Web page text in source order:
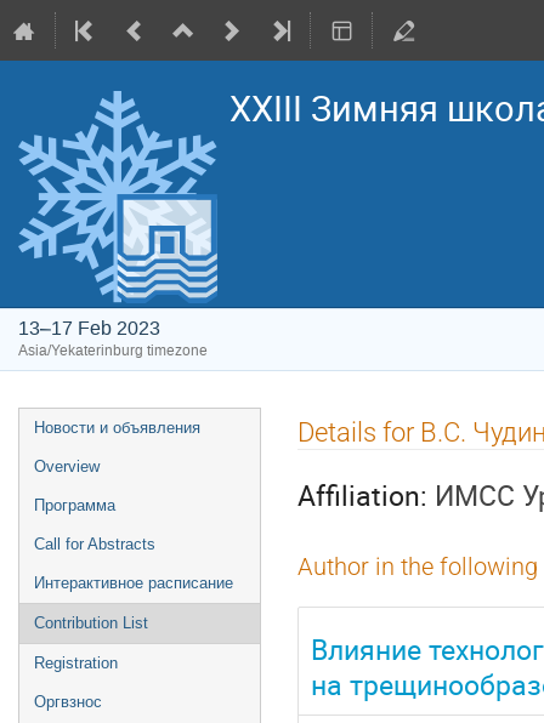
XXIII Зимняя
13–17 Feb 2023
Asia/Yekaterinburg timezone
Event
menu
Новости и объявления
Overview
Программа
Call for Abstracts
Интерактивное расписание
Contribution List
Registration
Оргвзнос
Details for В.С.
Affiliation: ИМСС
Author in the
Влияние
на